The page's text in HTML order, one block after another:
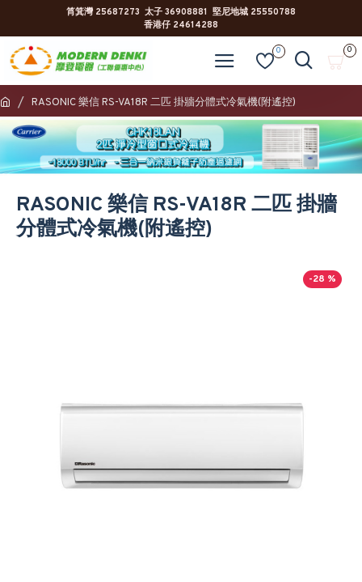
筲箕灣 25687273 太子 36908881 堅尼地城 25550788
香港仔 24614288
0 0
RASONIC 樂信 RS-VA18R 二匹 掛牆分體式冷氣機(附遙控)
RASONIC 樂信 RS-VA18R 二匹 掛牆
分體式冷氣機(附遙控)
-28 %